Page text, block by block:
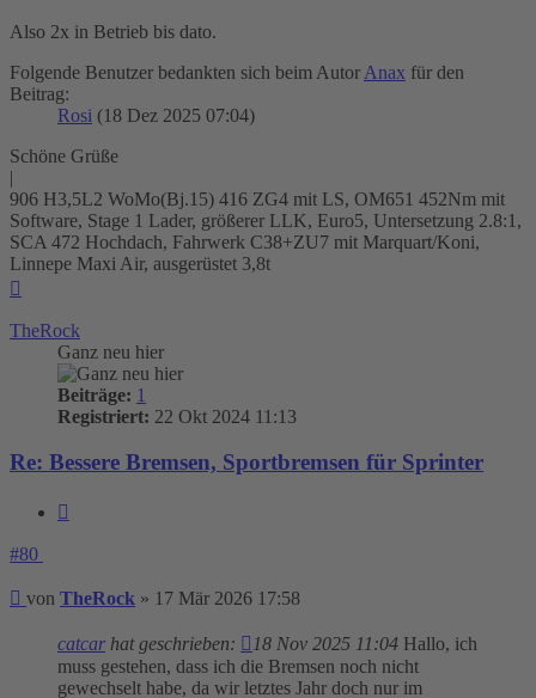
Also 2x in Betrieb bis dato.
Folgende Benutzer bedankten sich beim Autor Anax für den
Beitrag:
Rosi (18 Dez 2025 07:04)
Schöne Grüße
|
906 H3,5L2 WoMo(Bj.15) 416 ZG4 mit LS, OM651 452Nm mit
Software, Stage 1 Lader, größerer LLK, Euro5, Untersetzung 2.8:1,
SCA 472 Hochdach, Fahrwerk C38+ZU7 mit Marquart/Koni,
Linnepe Maxi Air, ausgerüstet 3,8t
TheRock
Ganz neu hier
Beiträge: 1
Registriert: 22 Okt 2024 11:13
Re: Bessere Bremsen, Sportbremsen für Sprinter
#80
Beitrag
von TheRock » 17 Mär 2026 17:58
catcar hat geschrieben: 18 Nov 2025 11:04 Hallo, ich
muss gestehen, dass ich die Bremsen noch nicht
gewechselt habe, da wir letztes Jahr doch nur im